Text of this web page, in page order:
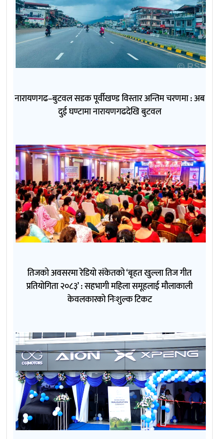
नारायणगढ–बुटवल सडक पूर्वीखण्ड विस्तार अन्तिम चरणमा : अब
दुई घण्टामा नारायणगढदेखि बुटवल
तिजको अवसरमा रेडियो संकेतको ‘बृहत खुल्ला तिज गीत
प्रतियोगिता २०८३’ : सहभागी महिला समूहलाई मौलाकाली
केवलकारको निःशुल्क टिकट